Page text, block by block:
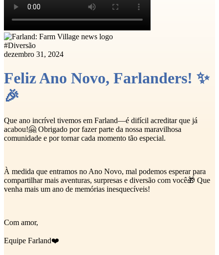
#Diversão
dezembro 31, 2024
Feliz Ano Novo, Farlanders! ✨
🎉
Que ano incrível tivemos em Farland—é difícil acreditar que já
acabou!🤗 Obrigado por fazer parte da nossa maravilhosa
comunidade e por tornar cada momento tão especial.
À medida que entramos no Ano Novo, mal podemos esperar para
compartilhar mais aventuras, surpresas e diversão com você🎁 Que
venha mais um ano de memórias inesquecíveis!
Com amor,
Equipe Farland❤️